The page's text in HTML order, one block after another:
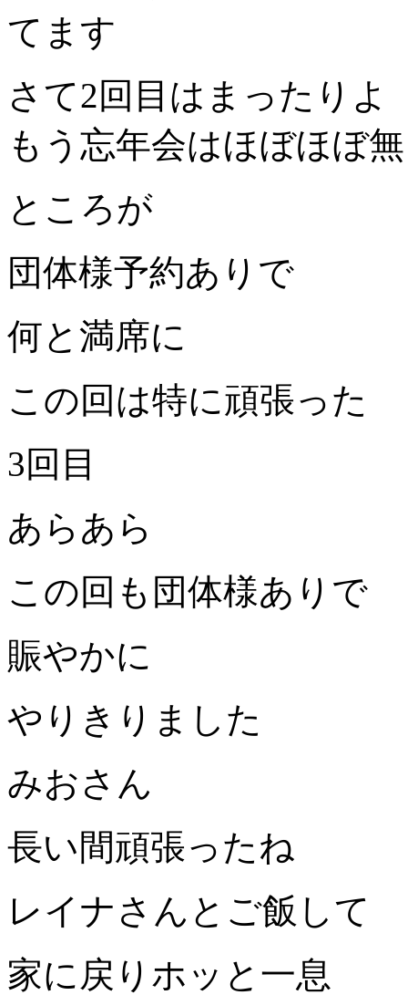
てます
さて2回目はまったりよ
もう忘年会はほぼほぼ
ところが
団体様予約ありで
何と満席に
この回は特に頑張った
3回目
あらあら
この回も団体様ありで
賑やかに
やりきりました
みおさん
長い間頑張ったね
レイナさんとご飯して
家に戻りホッと一息